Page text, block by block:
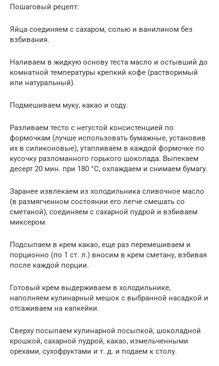
Пошаговый рецепт:
Яйца соединяем с сахаром, солью и ванилином без
взбивания.
Наливаем в жидкую основу теста масло и остывший до
комнатной температуры крепкий кофе (растворимый
или натуральный).
Подмешиваем муку, какао и соду.
Разливаем тесто с негустой консистенцией по
формочкам (лучше использовать бумажные, установив
их в силиконовые), утапливаем в каждой формочке по
кусочку разломанного горького шоколада. Выпекаем
десерт 20 мин. при 180 °С, охлаждаем и снимаем бумагу.
Заранее извлекаем из холодильника сливочное масло
(в размягченном состоянии его легче смешать со
сметаной), соединяем с сахарной пудрой и взбиваем
миксером.
Подсыпаем в крем какао, еще раз перемешиваем и
порционно (по 1 ст. л.) вносим в крем сметану, взбивая
после каждой порции.
Готовый крем выдерживаем в холодильнике,
наполняем кулинарный мешок с выбранной насадкой и
отсаживаем на капкейки.
Сверху посыпаем кулинарной посыпкой, шоколадной
крошкой, сахарной пудрой, какао, измельченными
орехами, сухофруктами и т. д. и подаем к столу.